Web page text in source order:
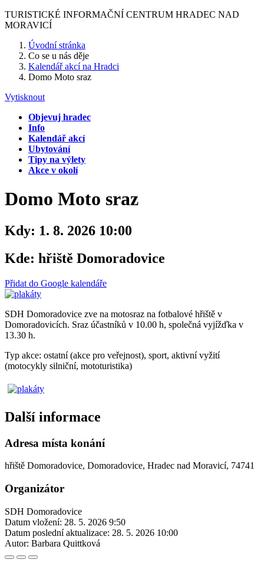
TURISTICKÉ INFORMAČNÍ CENTRUM HRADEC NAD
MORAVICÍ
Úvodní stránka
Co se u nás děje
Kalendář akcí na Hradci
Domo Moto sraz
Vytisknout
Objevuj hradec
Info
Kalendář akcí
Ubytování
Tipy na výlety
Akce v okolí
Domo Moto sraz
Kdy: 1. 8. 2026 10:00
Kde: hřiště Domoradovice
Přidat do Google kalendáře
SDH Domoradovice zve na motosraz na fotbalové hřiště v
Domoradovicích. Sraz účastníků v 10.00 h, společná vyjížďka v
13.30 h.
Typ akce: ostatní (akce pro veřejnost), sport, aktivní vyžití
(motocykly silniční, mototuristika)
Další informace
Adresa místa konání
hřiště Domoradovice, Domoradovice, Hradec nad Moravicí, 74741
Organizátor
SDH Domoradovice
Datum vložení: 28. 5. 2026 9:50
Datum poslední aktualizace: 28. 5. 2026 10:00
Autor: Barbara Quittková